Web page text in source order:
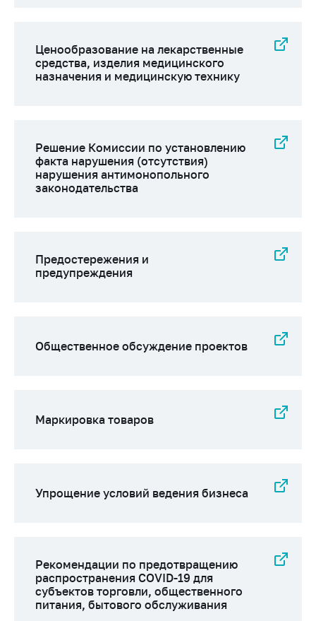
Ценообразование на лекарственные
средства, изделия медицинского
назначения и медицинскую технику
Решение Комиссии по установлению
факта нарушения (отсутствия)
нарушения антимонопольного
законодательства
Предостережения и
предупреждения
Общественное обсуждение проектов
Маркировка товаров
Упрощение условий ведения бизнеса
Рекомендации по предотвращению
распространения COVID-19 для
субъектов торговли, общественного
питания, бытового обслуживания